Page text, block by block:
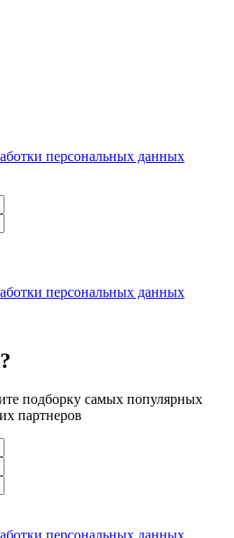
персональных данных
персональных данных
подборку самых популярных
партнеров
персональных данных